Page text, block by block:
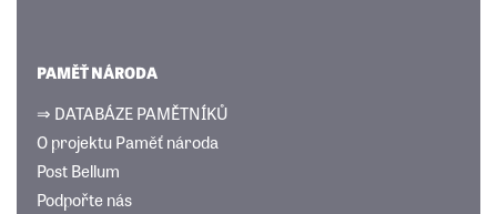
PAMĚŤ NÁRODA
⇒ DATABÁZE PAMĚTNÍKŮ
O projektu Paměť národa
Post Bellum
Podpořte nás